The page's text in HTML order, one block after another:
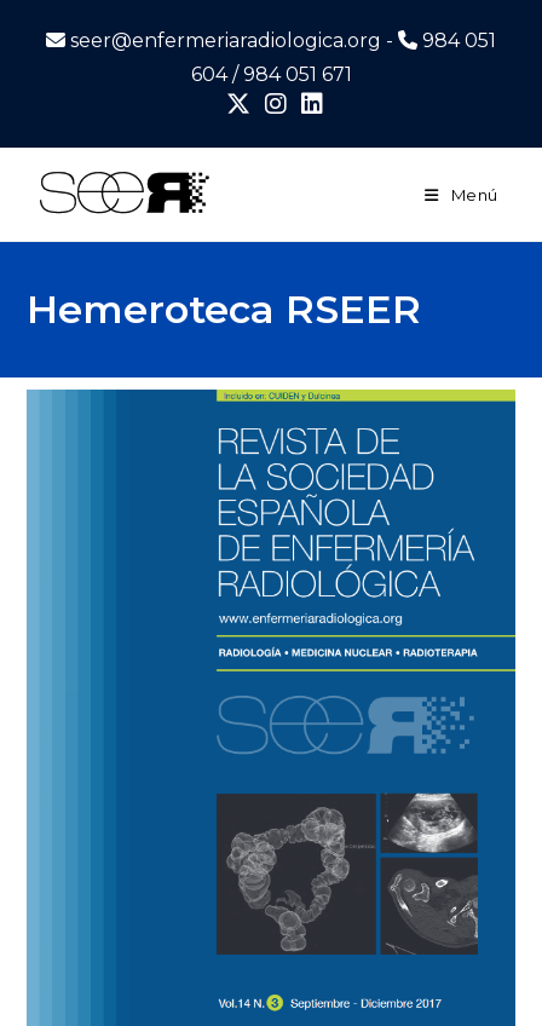
seer@enfermeriaradiologica.org -
984 051
604 / 984 051 671
Menú
Hemeroteca RSEER